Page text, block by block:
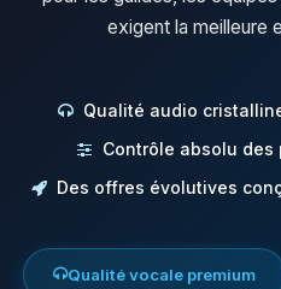
exigent la meilleure
Qualité audio
Contrôle absolu des
Des offres évolutives
Qualité vocale premium